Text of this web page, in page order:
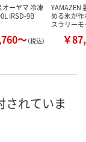
オーヤマ 冷凍
IRSD-9B
～（税込）
YAMAZEN
める氷が
スラリー
￥
されていま